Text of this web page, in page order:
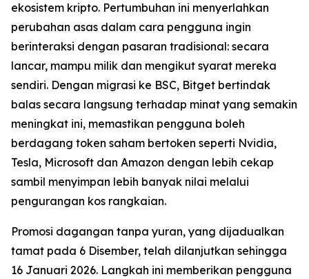
ekosistem kripto. Pertumbuhan ini menyerlahkan
perubahan asas dalam cara pengguna ingin
berinteraksi dengan pasaran tradisional: secara
lancar, mampu milik dan mengikut syarat mereka
sendiri. Dengan migrasi ke BSC, Bitget bertindak
balas secara langsung terhadap minat yang semakin
meningkat ini, memastikan pengguna boleh
berdagang token saham bertoken seperti Nvidia,
Tesla, Microsoft dan Amazon dengan lebih cekap
sambil menyimpan lebih banyak nilai melalui
pengurangan kos rangkaian.
Promosi dagangan tanpa yuran, yang dijadualkan
tamat pada 6 Disember, telah dilanjutkan sehingga
16 Januari 2026. Langkah ini memberikan pengguna